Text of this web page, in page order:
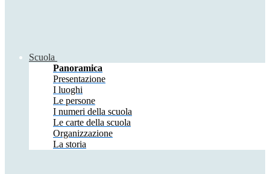
Scuola
Panoramica
Presentazione
I luoghi
Le persone
I numeri della scuola
Le carte della scuola
Organizzazione
La storia